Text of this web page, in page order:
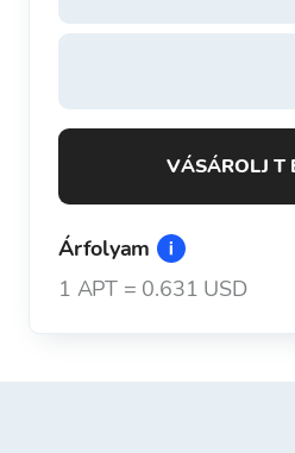
VÁSÁROLJ T
Árfolyam
1 APT = 0.631 USD